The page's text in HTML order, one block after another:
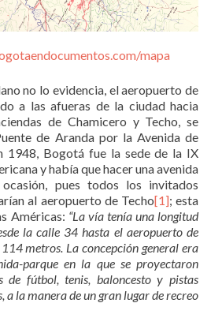
mapa
no lo evidencia, el aeropuerto de
a las afueras de la ciudad hacia
de Chamicero y Techo, se
de Aranda por la Avenida de
1948, Bogotá fue la sede de la IX
y había que hacer una avenida
pues todos los invitados
al aeropuerto de Techo[1]; esta
Américas: “La vía tenía una longitud
la calle 34 hasta el aeropuerto de
metros. La concepción general era
parque en la que se proyectaron
de fútbol, tenis, baloncesto y pistas
a la manera de un gran lugar de recreo